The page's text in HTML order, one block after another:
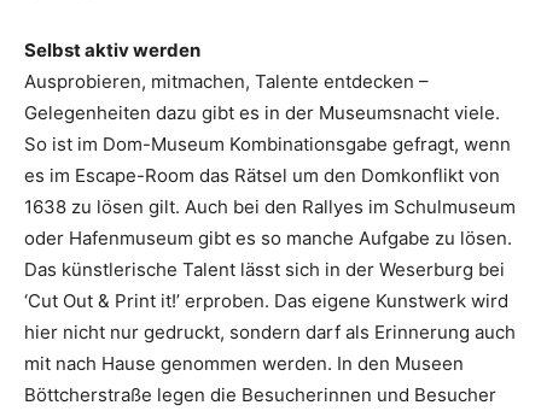
Selbst aktiv werden
Ausprobieren, mitmachen, Talente entdecken –
Gelegenheiten dazu gibt es in der Museumsnacht viele.
So ist im Dom-Museum Kombinationsgabe gefragt, wenn
es im Escape-Room das Rätsel um den Domkonflikt von
1638 zu lösen gilt. Auch bei den Rallyes im Schulmuseum
oder Hafenmuseum gibt es so manche Aufgabe zu lösen.
Das künstlerische Talent lässt sich in der Weserburg bei
‘Cut Out & Print it!’ erproben. Das eigene Kunstwerk wird
hier nicht nur gedruckt, sondern darf als Erinnerung auch
mit nach Hause genommen werden. In den Museen
Böttcherstraße legen die Besucherinnen und Besucher